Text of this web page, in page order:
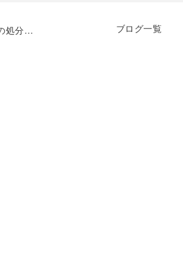
堺市で全身鏡の処分にお困りの方へ向けて！処分方法をご紹介！ ブログ一覧